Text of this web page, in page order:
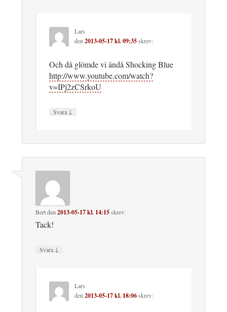
Lars
den2013-05-17 kl. 09:35skrev:
Och då glömde vi ändå Shocking Blue
http://www.youtube.com/watch?
v=IPj2zCSrkoU
Svara ↓
Bertden2013-05-17 kl. 14:15skrev:
Tack!
Svara ↓
Lars
den2013-05-17 kl. 18:06skrev: